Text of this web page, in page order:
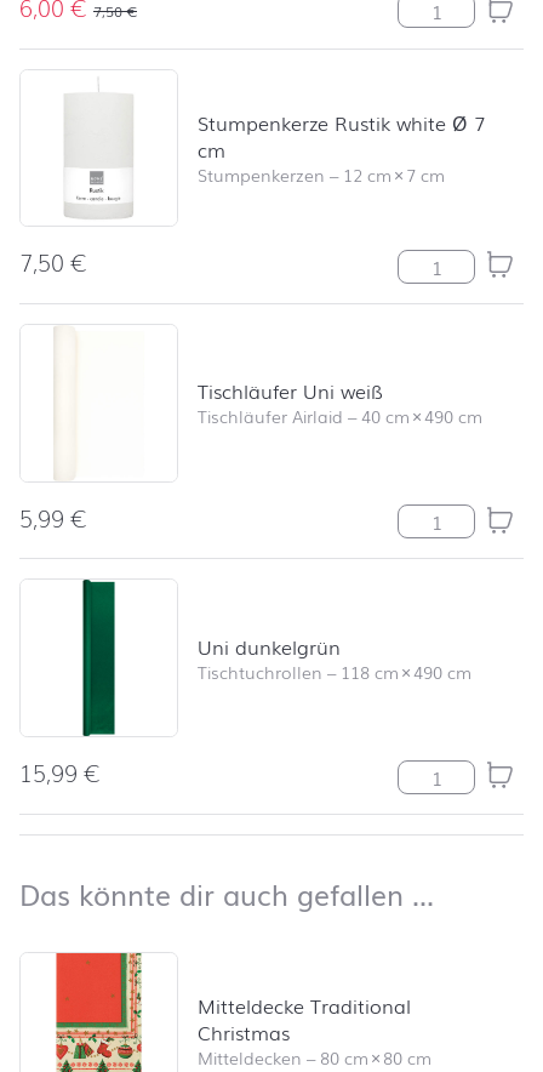
7,50€ Stumpenkerze
Stumpenkerze Rustik white Ø 7
cm
Stumpenkerzen – 12 cm×7 cm
7,50€ Stumpenkerze
Tischläufer Uni weiß
Tischläufer Airlaid –40 cm×490 cm
5,99€ Tischläufer Uni
Uni dunkelgrün
Tischtuchrollen – 118 cm×490 cm
15,99€ Uni
Das könnte dir auch gefallen …
Produktliste überspringen und zum Filter springen
Mitteldecke Traditional
Christmas
Mitteldecken –80 cm×80 cm